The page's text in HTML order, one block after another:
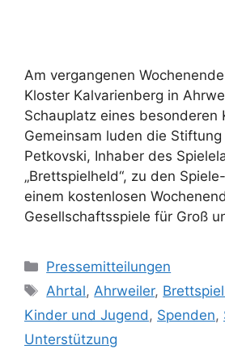
Am vergangenen
Kloster Kalvarienberg in
Schauplatz eines besonderen
Gemeinsam luden die
Petkovski, Inhaber des
„Brettspielheld“, zu den
einem kostenlosen
Gesellschaftsspiele für Groß
Pressemitteilungen
Ahrtal,Ahrweiler,
Kinder und Jugend, Spenden,
Unterstützung